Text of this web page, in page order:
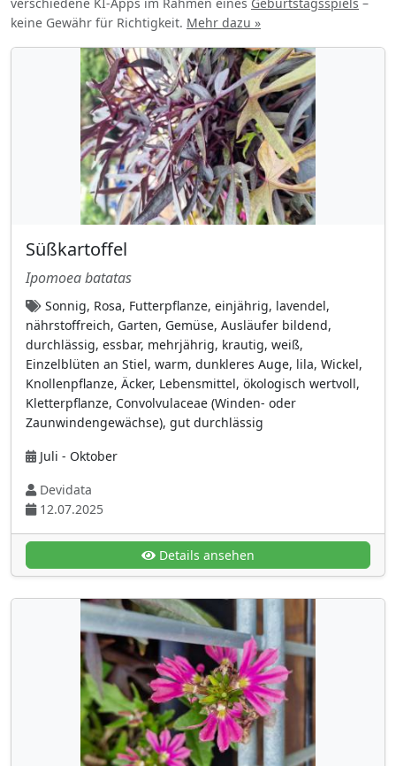
orange(44)
purpur(114)
Purpurgetupft(9)
purpurrosa(98)
Purpurrot(58)
Rosa(212)
rot(77)
rot (für die Fruchtfarbe)(32)
rötlich(55)
schwarz-purpur
schwarz-purpur (für die Fruchtfarbe) (10)
Silbrig-weiß(7)
tiefviolettblau (11)
violett (115)
violettblau (49)
weiß(414)
weiße Blüten mit dunkleren Adern
Blütenstand
ährenartige Scheinähre(2)
Ährenförmiger Sporophyllstand
aufrechte Traube(50)
Blütenkranz(1)
Cyathien(9)
dicht stehende Schirmrispe(48)
dichte Ähre(39)
keine Gewähr für Richtigkeit. Mehr dazu »
Süßkartoffel
Ipomoea batatas
Sonnig, Rosa, Futterpflanze, einjährig, lavendel,
nährstoffreich, Garten, Gemüse, Ausläufer bildend,
durchlässig, essbar, mehrjährig, krautig, weiß,
Einzelblüten an Stiel, warm, dunkleres Auge, lila, Wickel,
Knollenpflanze, Äcker, Lebensmittel, ökologisch wertvoll,
Kletterpflanze, Convolvulaceae (Winden- oder
Zaunwindengewächse), gut durchlässig
Juli - Oktober
Devidata
12.07.2025
Details ansehen